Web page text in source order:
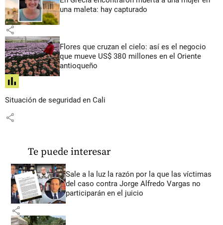
una maleta: hay capturado
share
Flores que cruzan el cielo: así es el negocio
que mueve US$ 380 millones en el Oriente
antioqueño
share
Situación de seguridad en Cali
share
Te puede interesar
Sale a la luz la razón por la que las víctimas
del caso contra Jorge Alfredo Vargas no
participarán en el juicio
share